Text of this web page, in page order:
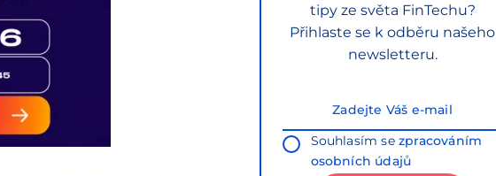
tipy ze světa FinTechu?
Přihlaste se k odběru našeho
newsletteru.
Souhlasím sezpracováním
osobních údajů